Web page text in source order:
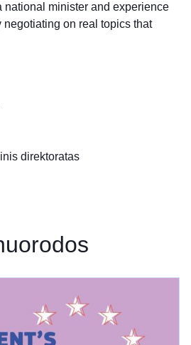
national minister and experience
on real topics that
direktoratas